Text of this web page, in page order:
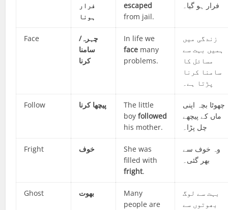
فرار
ہونا
escaped
from jail.
فرار ہو گیا۔
Face
چہرہ/
سامنا
کرنا
In life we
face many
problems.
زندگی میں
ہمیں بہت سے
مسائل کا
سامنا کرنا
پڑتا ہے۔
Follow پیچھا کرنا
The little
boyfollowed
his mother.
چھوٹا بچہ اپنی
ماں کے پیچھے
چل پڑا۔
Fright خوف
She was
filled with
fright.
وہ خوف سے
بھر گئی۔
Ghost بھوت
Many
people are
بہت سے لوگ
بھوتوں سے